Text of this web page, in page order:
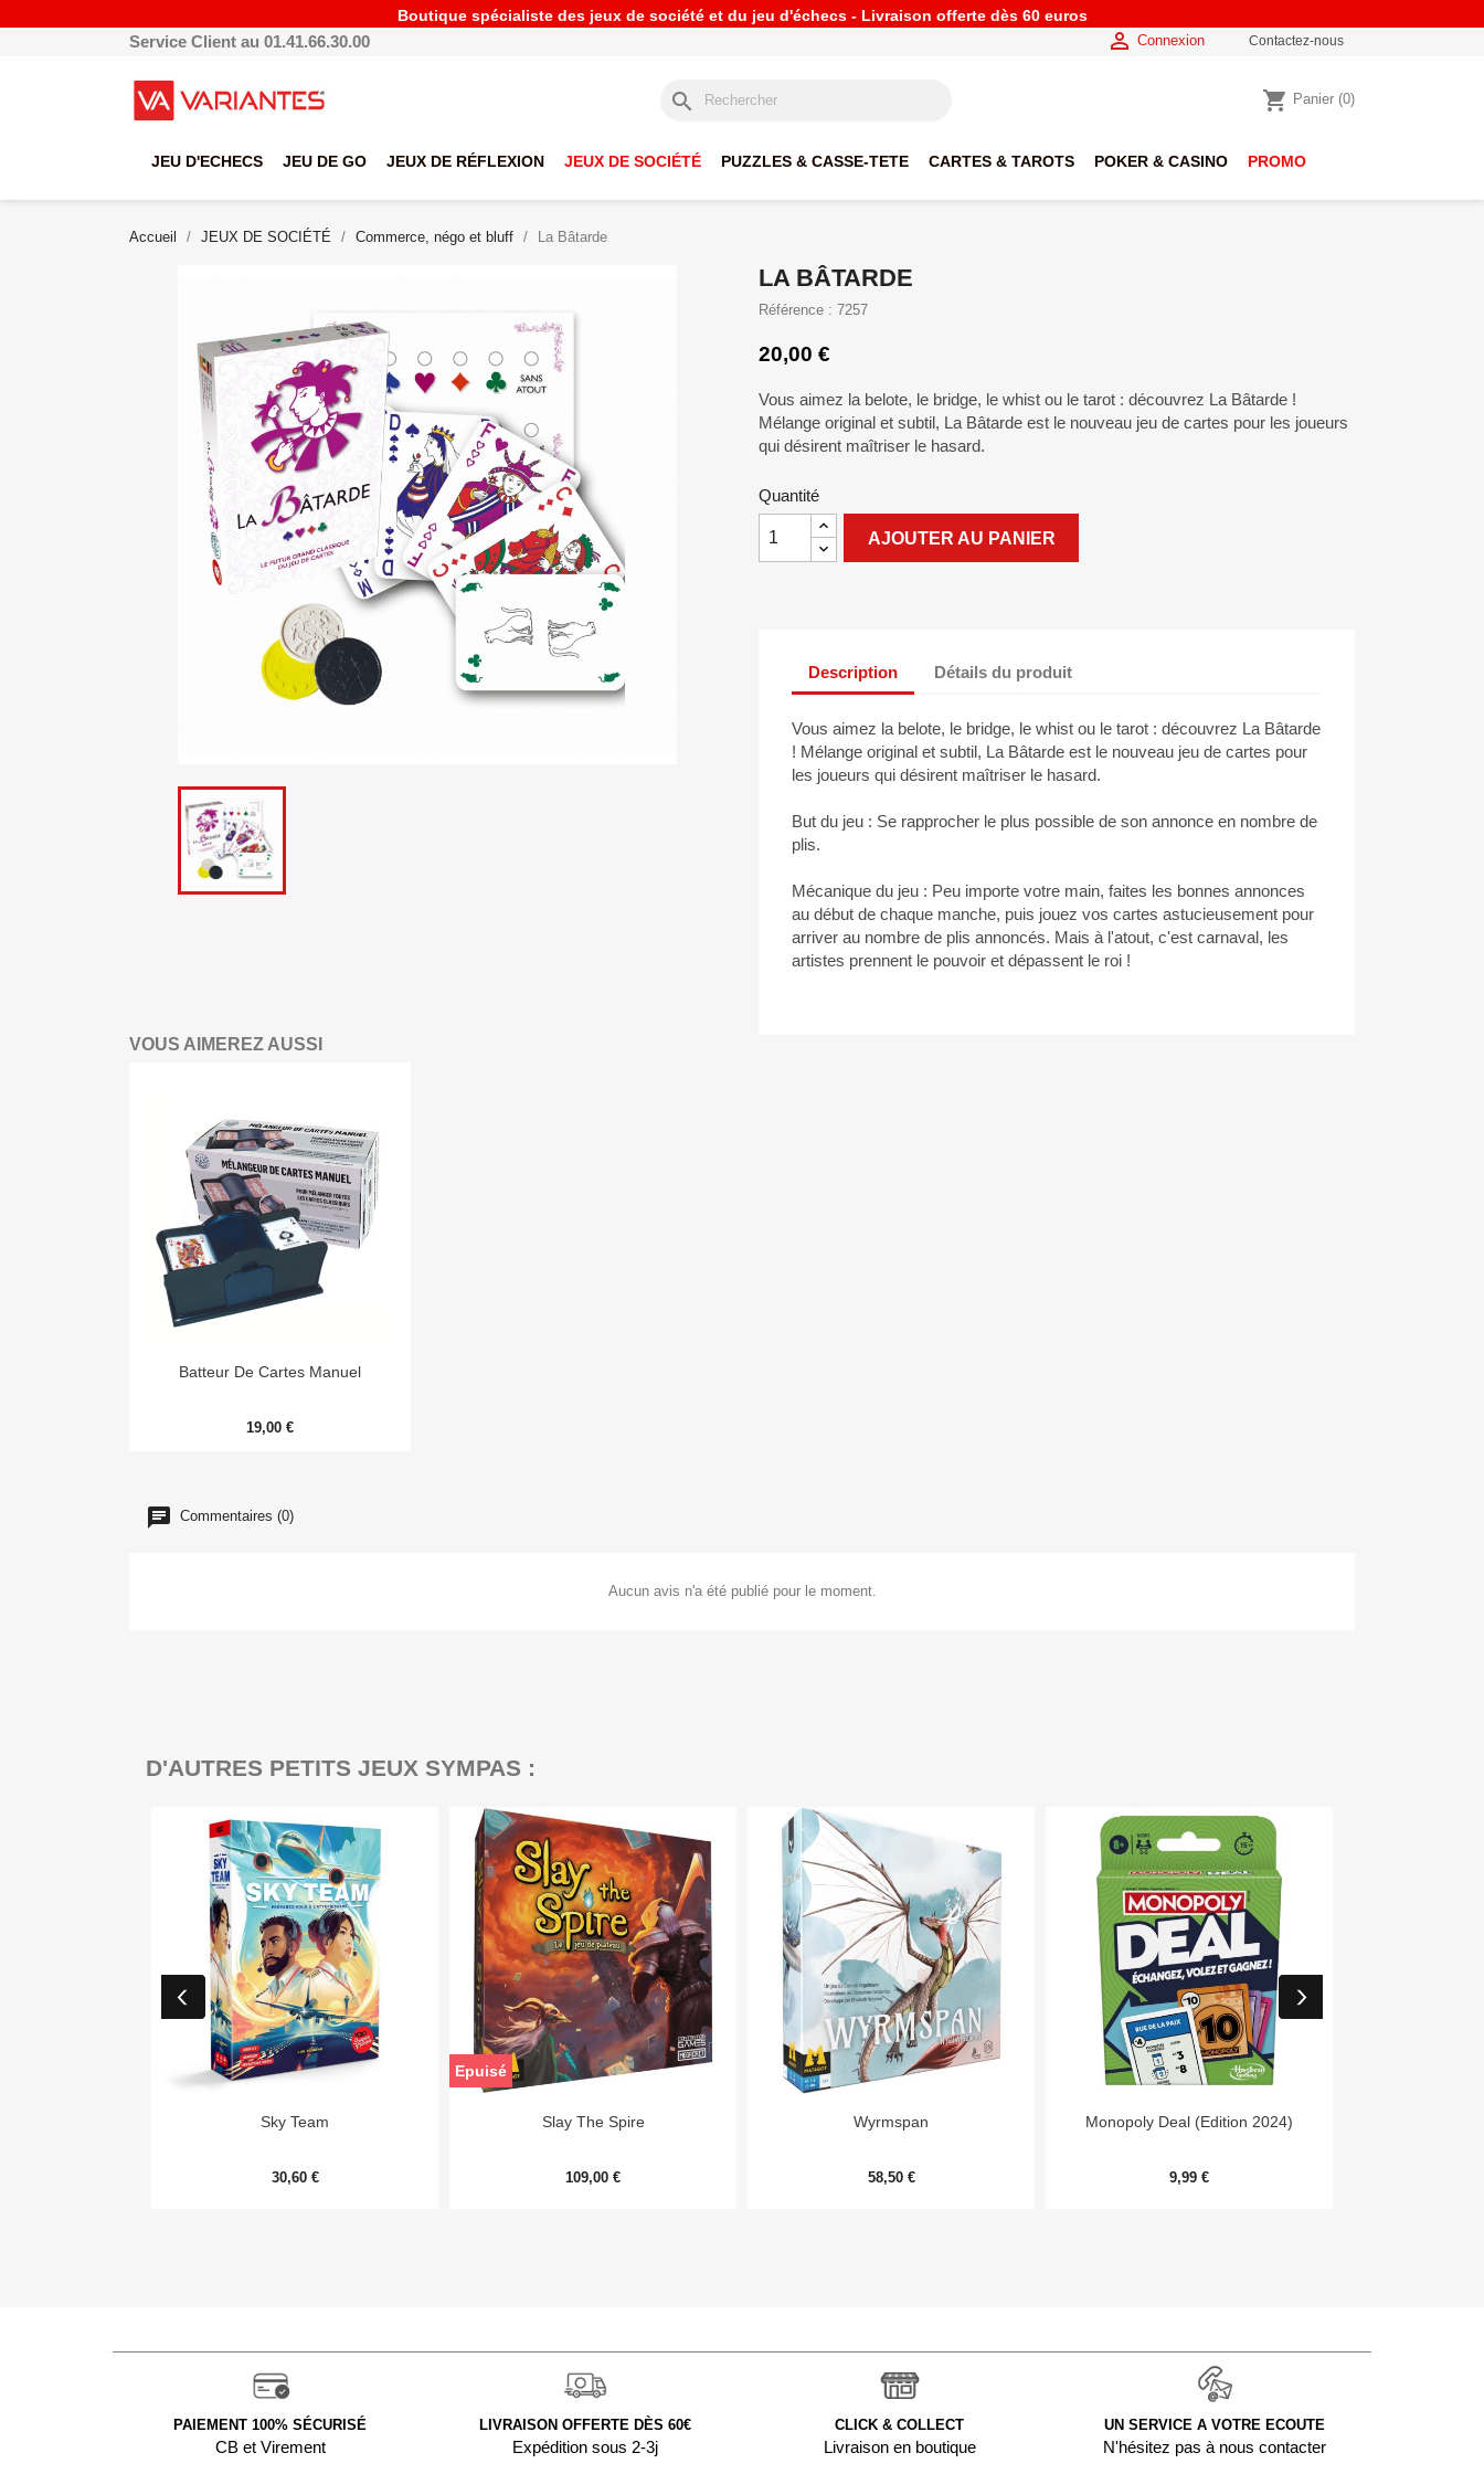
Boutique spécialiste des jeux de société et du jeu d'échecs - Livraison offerte dès 60 euros
Service Client au 01.41.66.30.00  Connexion Contactez-nous
search shopping_cart Panier (0)
JEU D'ECHECS JEU DE GO JEUX DE RÉFLEXION JEUX DE SOCIÉTÉ PUZZLES & CASSE-TETE CARTES & TAROTS POKER & CASINO PROMO
Accueil JEUX DE SOCIÉTÉ Commerce, négo et bluff La Bâtarde
LA BÂTARDE
Référence : 7257
20,00 €
Vous aimez la belote, le bridge, le whist ou le tarot : découvrez La Bâtarde !
Mélange original et subtil, La Bâtarde est le nouveau jeu de cartes pour les joueurs
qui désirent maîtriser le hasard.
Quantité
AJOUTER AU PANIER
Description Détails du produit
Vous aimez la belote, le bridge, le whist ou le tarot : découvrez La Bâtarde
! Mélange original et subtil, La Bâtarde est le nouveau jeu de cartes pour
les joueurs qui désirent maîtriser le hasard.
But du jeu : Se rapprocher le plus possible de son annonce en nombre de
plis.
Mécanique du jeu : Peu importe votre main, faites les bonnes annonces
au début de chaque manche, puis jouez vos cartes astucieusement pour
arriver au nombre de plis annoncés. Mais à l'atout, c'est carnaval, les
artistes prennent le pouvoir et dépassent le roi !
VOUS AIMEREZ AUSSI
Aperçu rapide
Batteur De Cartes Manuel
19,00 €
Commentaires (0)
Aucun avis n'a été publié pour le moment.
D'AUTRES PETITS JEUX SYMPAS :
Aperçu rapide
Sky Team
30,60 €
Aperçu rapide
Slay The Spire
109,00 €
Epuisé
Aperçu rapide
Wyrmspan
58,50 €
Aperçu rapide
Monopoly Deal (Edition 2024)
9,99 €
PAIEMENT 100% SÉCURISÉ
CB et Virement
LIVRAISON OFFERTE DÈS 60€
Expédition sous 2-3j
CLICK & COLLECT
Livraison en boutique
UN SERVICE A VOTRE ECOUTE
N'hésitez pas à nous contacter